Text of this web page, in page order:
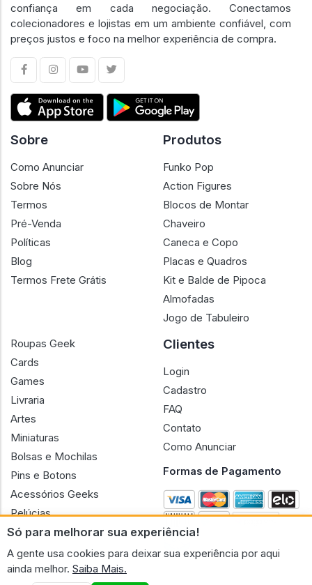
Só para melhorar sua experiência!
A gente usa cookies para deixar sua experiência por aqui
ainda melhor. Saiba Mais.
confiança em cada negociação. Conectamos
colecionadores e lojistas em um ambiente confiável, com
preços justos e foco na melhor experiência de compra.
Sobre
Como Anunciar
Sobre Nós
Termos
Pré-Venda
Políticas
Blog
Termos Frete Grátis
Produtos
Funko Pop
Action Figures
Blocos de Montar
Chaveiro
Caneca e Copo
Placas e Quadros
Kit e Balde de Pipoca
Almofadas
Jogo de Tabuleiro
Roupas Geek
Cards
Games
Livraria
Artes
Miniaturas
Bolsas e Mochilas
Pins e Botons
Acessórios Geeks
Pelúcias
Bonecas
Clientes
Login
Cadastro
FAQ
Contato
Como Anunciar
Formas de Pagamento